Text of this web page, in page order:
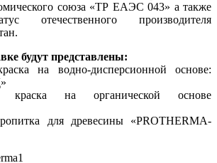
союза «ТР ЕАЭС 043» а также
отечественного производителя
будут представлены:
на водно-дисперсионной основе:
краска на органической основе
для древесины «PROTHERMA-